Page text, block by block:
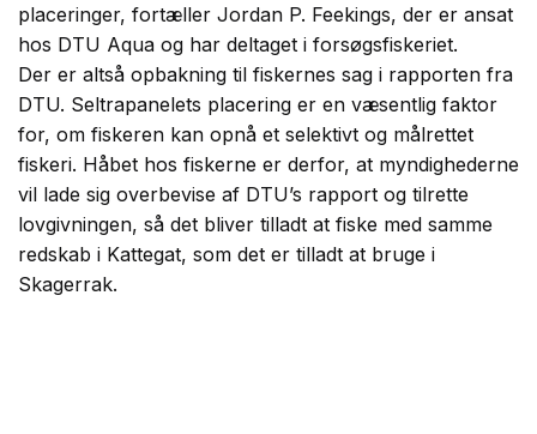
placeringer, fortæller Jordan P. Feekings, der er ansat
hos DTU Aqua og har deltaget i forsøgsfiskeriet.
Der er altså opbakning til fiskernes sag i rapporten fra
DTU. Seltrapanelets placering er en væsentlig faktor
for, om fiskeren kan opnå et selektivt og målrettet
fiskeri. Håbet hos fiskerne er derfor, at myndighederne
vil lade sig overbevise af DTU’s rapport og tilrette
lovgivningen, så det bliver tilladt at fiske med samme
redskab i Kattegat, som det er tilladt at bruge i
Skagerrak.